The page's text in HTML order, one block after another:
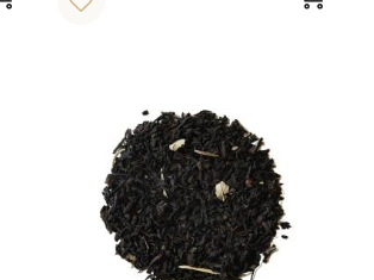
Lägg till i favoriter